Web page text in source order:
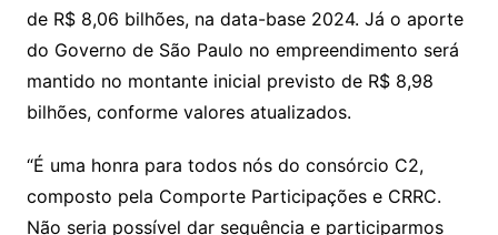
de R$ 8,06 bilhões, na data-base 2024. Já o aporte
do Governo de São Paulo no empreendimento será
mantido no montante inicial previsto de R$ 8,98
bilhões, conforme valores atualizados.
“É uma honra para todos nós do consórcio C2,
composto pela Comporte Participações e CRRC.
Não seria possível dar sequência e participarmos